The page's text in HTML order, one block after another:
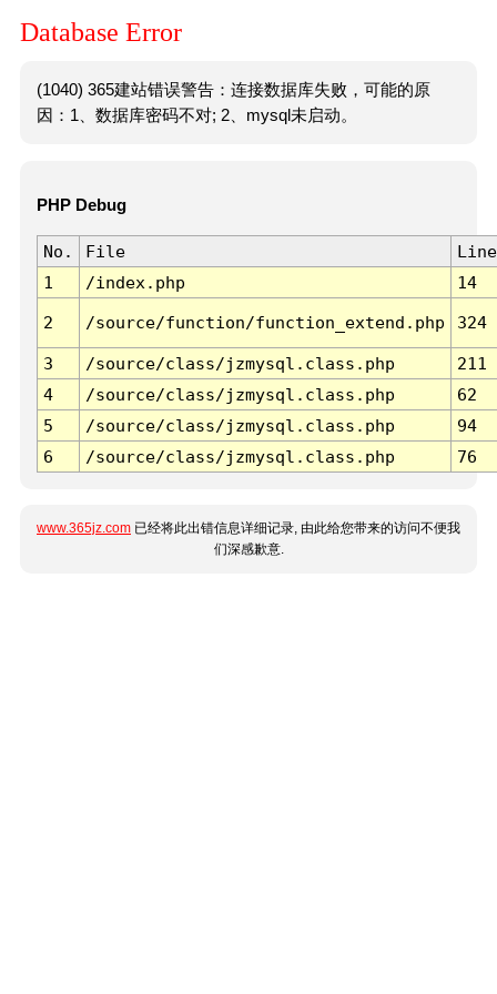
Database Error
(1040) 365建站错误警告：连接数据库失败，可能的原
因：1、数据库密码不对; 2、mysql未启动。
PHP Debug
No. File
Line
1
/index.php 14
2 /source/function/function_extend.php 324
3 /source/class/jzmysql.class.php
211
4
/source/class/jzmysql.class.php
62
5
/source/class/jzmysql.class.php
94
6
/source/class/jzmysql.class.php 76
www.365jz.com 已经将此出错信息详细记录, 由此给您带来的访问不便我
们深感歉意.